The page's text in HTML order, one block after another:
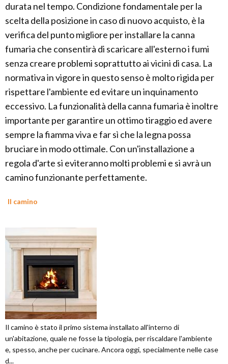
durata nel tempo. Condizione fondamentale per la
scelta della posizione in caso di nuovo acquisto, è la
verifica del punto migliore per installare la canna
fumaria che consentirà di scaricare all'esterno i fumi
senza creare problemi soprattutto ai vicini di casa. La
normativa in vigore in questo senso è molto rigida per
rispettare l'ambiente ed evitare un inquinamento
eccessivo. La funzionalità della canna fumaria è inoltre
importante per garantire un ottimo tiraggio ed avere
sempre la fiamma viva e far sì che la legna possa
bruciare in modo ottimale. Con un'installazione a
regola d'arte si eviteranno molti problemi e si avrà un
camino funzionante perfettamente.
Il camino
Il camino è stato il primo sistema installato all'interno di
un'abitazione, quale ne fosse la tipologia, per riscaldare l'ambiente
e, spesso, anche per cucinare. Ancora oggi, specialmente nelle case
d...